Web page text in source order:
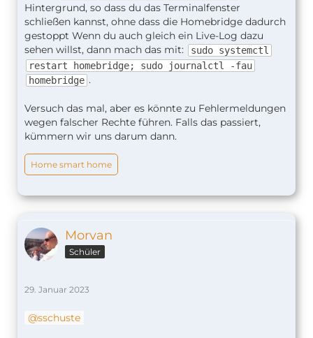
Hintergrund, so dass du das Terminalfenster
schließen kannst, ohne dass die Homebridge dadurch
gestoppt Wenn du auch gleich ein Live-Log dazu
sehen willst, dann mach das mit:
sudo systemctl
restart homebridge; sudo journalctl -fau
homebridge .
Versuch das mal, aber es könnte zu Fehlermeldungen
wegen falscher Rechte führen. Falls das passiert,
kümmern wir uns darum dann.
Home smart home
Morvan
Schüler
29. Januar 2023
sschuste